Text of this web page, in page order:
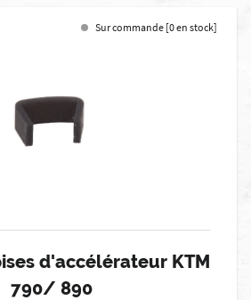
Sur commande [0 en stock]
d'accélérateur KTM
790/ 890